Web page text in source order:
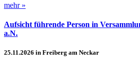
mehr »
Aufsicht führende Person in
a.N.
25.11.2026 in Freiberg am Neckar